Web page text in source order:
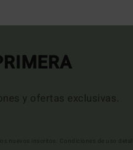
y ofertas exclusivas.